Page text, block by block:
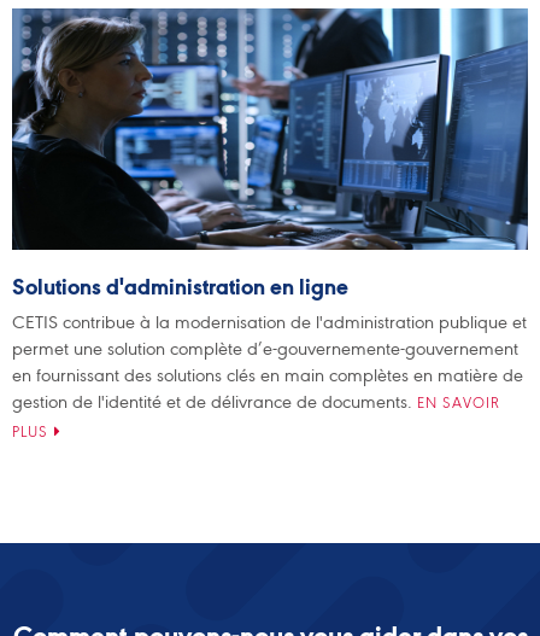
Solutions d'administration en ligne
CETIS contribue à la modernisation de l'administration publique et
permet une solution complète d’e-gouvernemente-gouvernement
en fournissant des solutions clés en main complètes en matière de
gestion de l'identité et de délivrance de documents. EN SAVOIR
PLUS